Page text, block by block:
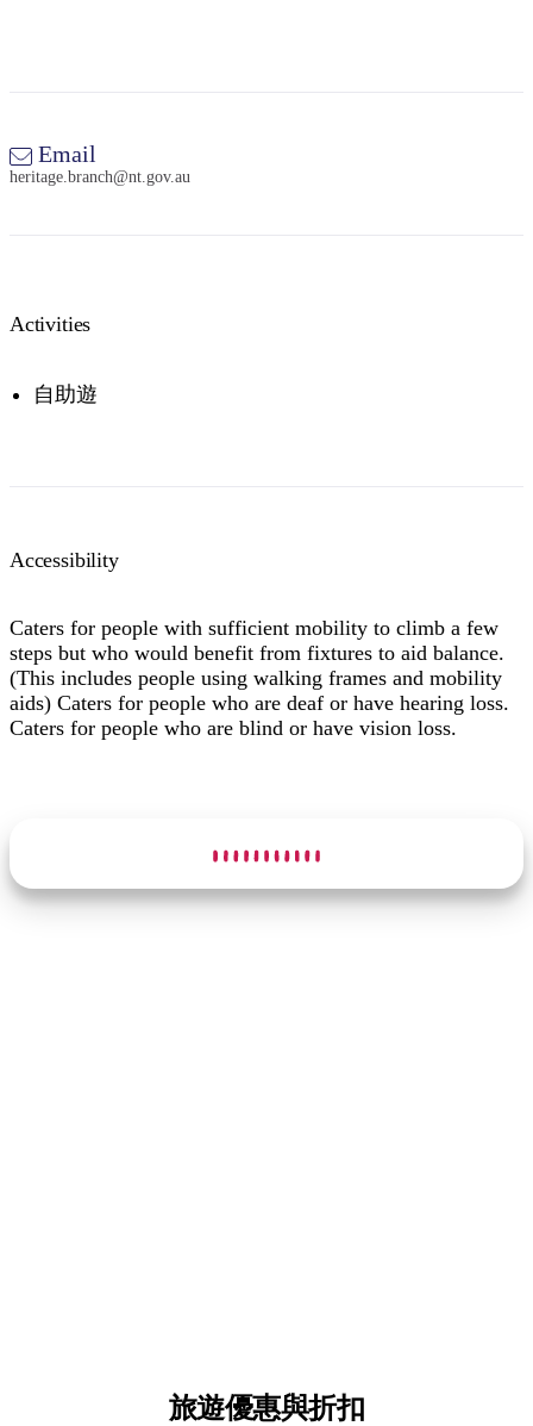
Email
heritage.branch@nt.gov.au
Activities
自助遊
Accessibility
Caters for people with sufficient mobility to climb a few
steps but who would benefit from fixtures to aid balance.
(This includes people using walking frames and mobility
aids) Caters for people who are deaf or have hearing loss.
Caters for people who are blind or have vision loss.
旅遊優惠與折扣